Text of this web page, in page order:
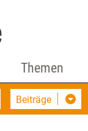
Themen
Beiträge